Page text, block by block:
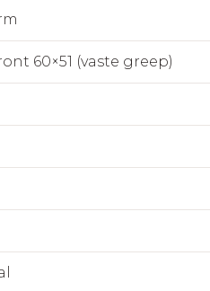
60×51 (vaste greep)